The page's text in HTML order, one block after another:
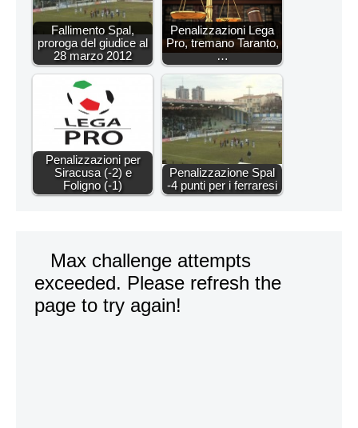
Fallimento Spal,
proroga del giudice al
28 marzo 2012
Penalizzazioni Lega
Pro, tremano Taranto,
…
Penalizzazioni per
Siracusa (-2) e
Foligno (-1)
Penalizzazione Spal
-4 punti per i ferraresi